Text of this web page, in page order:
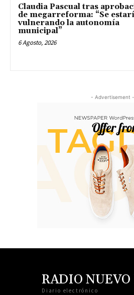
Claudia Pascual tras
de megarreforma: “Se
vulnerando la autonomía
municipal”
6 Agosto, 2026
- Advertisement -
RADIO
Diario electrónico